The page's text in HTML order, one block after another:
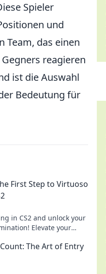
Spieler
und
Team, das einen
reagieren
ist die Auswahl
Bedeutung für
First Step to Virtuoso
in CS2 and unlock your
Elevate your
The Art of Entry